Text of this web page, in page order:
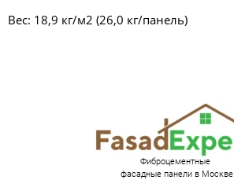
Вес: 18,9 кг/м2 (26,0 кг/панель)
Фиброцементные
фасадные панели в Москве